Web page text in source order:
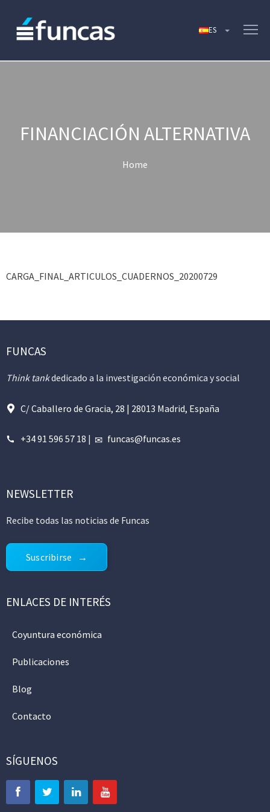
FINANCIACIÓN ALTERNATIVA
Home
CARGA_FINAL_ARTICULOS_CUADERNOS_20200729
FUNCAS
Think tankdedicado a la investigación económica y social
C/ Caballero de Gracia, 28 | 28013 Madrid, España
+34 91 596 57 18 | funcas@funcas.es
NEWSLETTER
Recibe todas las noticias de Funcas
Suscribirse
ENLACES DE INTERÉS
Coyuntura económica
Publicaciones
Blog
Contacto
SÍGUENOS